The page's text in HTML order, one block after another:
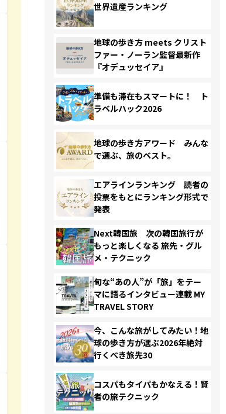
世界遺産ランキング
地球の歩き方 meets クリスト
ファー・ノーラン監督最新作
『オデュッセイア』
準備も滞在もスマートに！ ト
ラベルハック2026
地球の歩き方アワード みんな
で選ぶ、旅のベスト。
エアラインランキング 読者の
投票をもとにランキング形式で
発表
Next韓国旅 次の韓国旅行が
もっと楽しくなる 旅先・グル
メ・テクニック
旬な“あの人”が「旅」をテー
マに語るインタビュー連載 MY
TRAVEL STORY
今、こんな旅がしてみたい！地
球の歩き方が選ぶ2026年絶対
行くべき旅先30
コスパもタイパもかなえる！賢
者の旅テクニック